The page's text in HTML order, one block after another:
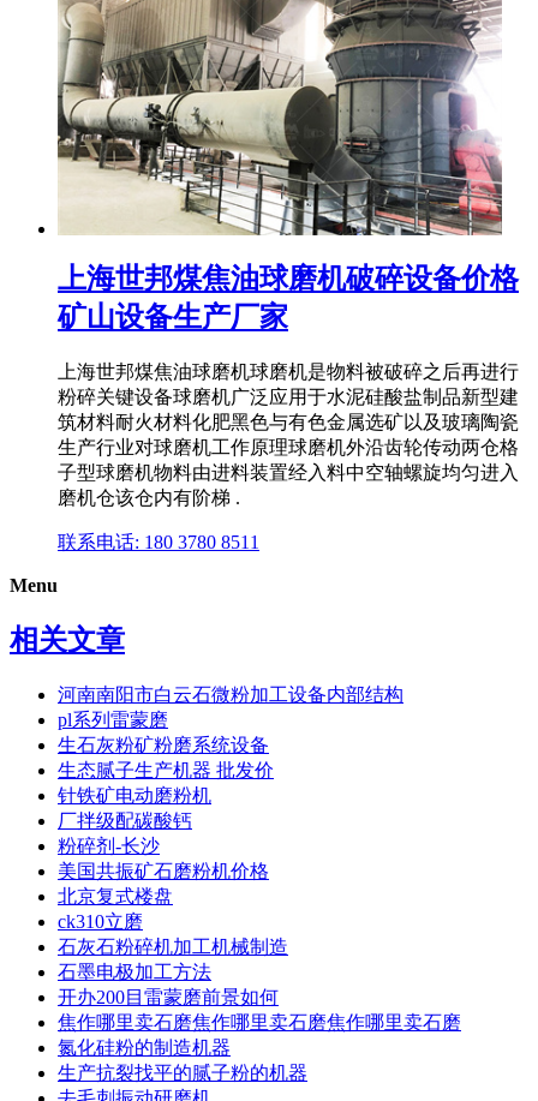
上海世邦煤焦油球磨机破碎设备价格
矿山设备生产厂家
上海世邦煤焦油球磨机球磨机是物料被破碎之后再进行
粉碎关键设备球磨机广泛应用于水泥硅酸盐制品新型建
筑材料耐火材料化肥黑色与有色金属选矿以及玻璃陶瓷
生产行业对球磨机工作原理球磨机外沿齿轮传动两仓格
子型球磨机物料由进料装置经入料中空轴螺旋均匀进入
磨机仓该仓内有阶梯 .
联系电话: 180 3780 8511
Menu
相关文章
河南南阳市白云石微粉加工设备内部结构
pl系列雷蒙磨
生石灰粉矿粉磨系统设备
生态腻子生产机器 批发价
针铁矿电动磨粉机
厂拌级配碳酸钙
粉碎剂-长沙
美国共振矿石磨粉机价格
北京复式楼盘
ck310立磨
石灰石粉碎机加工机械制造
石墨电极加工方法
开办200目雷蒙磨前景如何
焦作哪里卖石磨焦作哪里卖石磨焦作哪里卖石磨
氮化硅粉的制造机器
生产抗裂找平的腻子粉的机器